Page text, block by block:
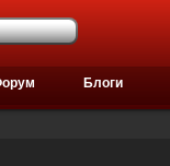
Блоги